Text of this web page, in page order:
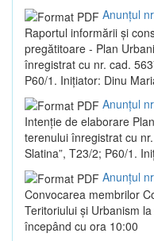
Anunțul
Raportul informării și
pregătitoare - Plan
înregistrat cu nr. cad.
P60/1. Inițiator: Dinu
Anunțul
Intenție de elaborare
terenului înregistrat cu
Slatina”, T23/2; P60/1.
Anunțul
Convocarea membrilor
Teritoriului și Urbanism
începând cu ora 10:00